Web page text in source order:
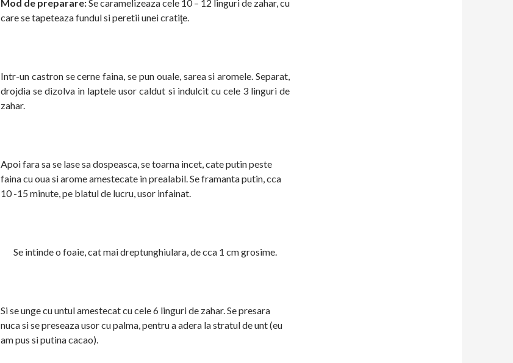
Mod de preparare:Se caramelizeaza cele 10 – 12 linguri de zahar, cu
care se tapeteaza fundul si peretii unei cratiţe.
Intr-un castron se cerne faina, se pun ouale, sarea si aromele. Separat,
drojdia se dizolva in laptele usor caldut si indulcit cu cele 3 linguri de
zahar.
Apoi fara sa se lase sa dospeasca, se toarna incet, cate putin peste
faina cu oua si arome amestecate in prealabil. Se framanta putin, cca
10 -15 minute, pe blatul de lucru, usor infainat.
Se intinde o foaie, cat mai dreptunghiulara, de cca 1 cm grosime.
Si se unge cu untul amestecat cu cele 6 linguri de zahar. Se presara
nuca si se preseaza usor cu palma, pentru a adera la stratul de unt (eu
am pus si putina cacao).